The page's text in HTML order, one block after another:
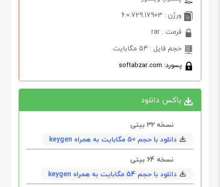
ورژن : 6.0.729.17903
فرمت : rar
حجم فایل : 54 مگابایت
پسورد: softabzar.com
باکس دانلود
نسخه 32 بیتی
دانلود با حجم 50 مگابايت به همراه keygen
نسخه 64 بیتی
دانلود با حجم 54 مگابايت به همراه keygen